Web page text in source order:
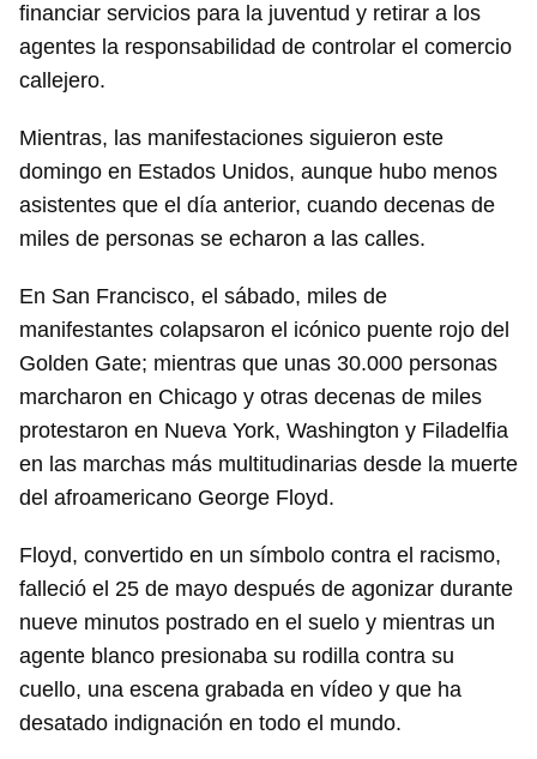
financiar servicios para la juventud y retirar a los
agentes la responsabilidad de controlar el comercio
callejero.
Mientras, las manifestaciones siguieron este
domingo en Estados Unidos, aunque hubo menos
asistentes que el día anterior, cuando decenas de
miles de personas se echaron a las calles.
En San Francisco, el sábado, miles de
manifestantes colapsaron el icónico puente rojo del
Golden Gate; mientras que unas 30.000 personas
marcharon en Chicago y otras decenas de miles
protestaron en Nueva York, Washington y Filadelfia
en las marchas más multitudinarias desde la muerte
del afroamericano George Floyd.
Floyd, convertido en un símbolo contra el racismo,
falleció el 25 de mayo después de agonizar durante
nueve minutos postrado en el suelo y mientras un
agente blanco presionaba su rodilla contra su
cuello, una escena grabada en vídeo y que ha
desatado indignación en todo el mundo.